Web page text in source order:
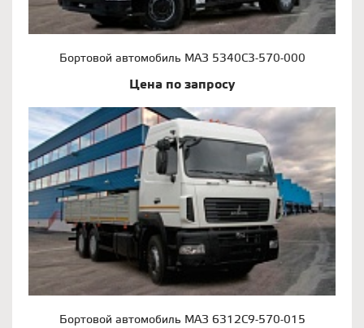
Бортовой автомобиль МАЗ 5340С3-570-000
Цена по запросу
Бортовой автомобиль МАЗ 6312С9-570-015